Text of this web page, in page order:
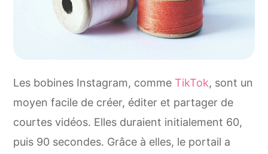
Les bobines Instagram, comme TikTok, sont un
moyen facile de créer, éditer et partager de
courtes vidéos. Elles duraient initialement 60,
puis 90 secondes. Grâce à elles, le portail a